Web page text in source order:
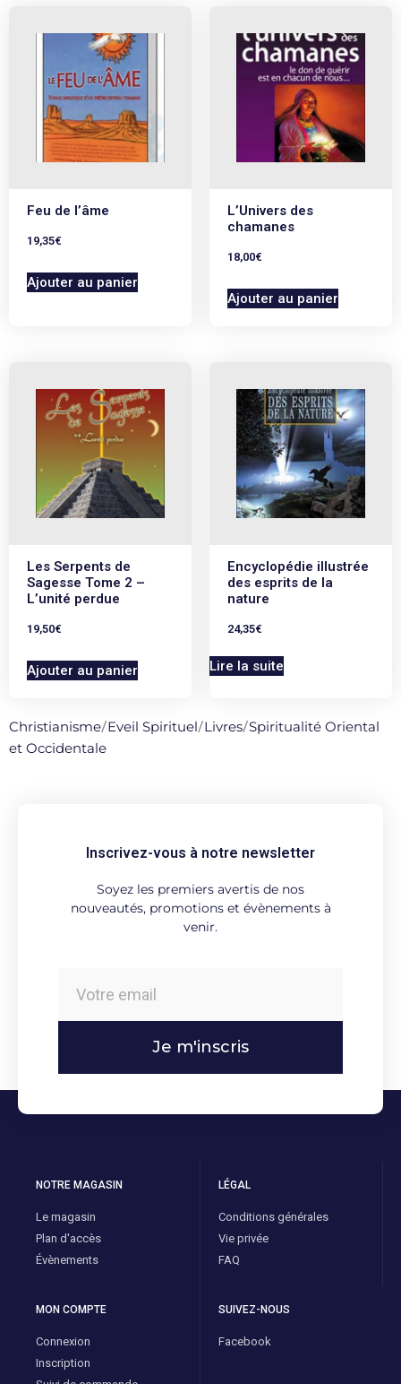
Feu de l’âme
19,35€
Ajouter au panier
L’Univers des
chamanes
18,00€
Ajouter au panier
Les Serpents de
Sagesse Tome 2 –
L’unité perdue
19,50€
Ajouter au panier
Encyclopédie illustrée
des esprits de la
nature
24,35€
Lire la suite
Christianisme/Eveil Spirituel/Livres/Spiritualité Oriental
et Occidentale
Inscrivez-vous à notre newsletter
Soyez les premiers avertis de nos
nouveautés, promotions et évènements à
venir.
Je m'inscris
NOTRE MAGASIN
Le magasin
Plan d'accès
Évènements
LÉGAL
Conditions générales
Vie privée
FAQ
MON COMPTE
Connexion
Inscription
SUIVEZ-NOUS
Facebook